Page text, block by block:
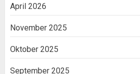
April 2026
November 2025
Oktober 2025
September 2025